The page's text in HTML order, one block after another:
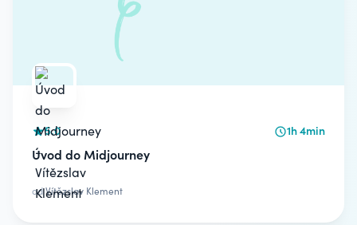
5.0 1h 4min
Úvod do Midjourney
odVítězslav Klement